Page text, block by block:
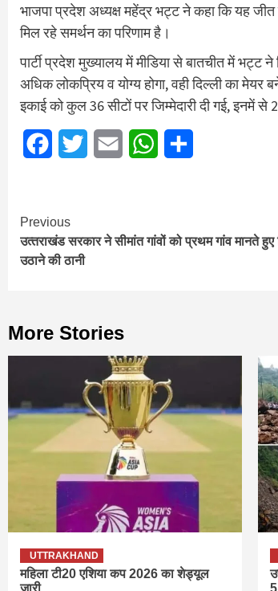
भाजपा प्रदेश अध्यक्ष महेंद्र भट्ट ने कहा कि यह जीत
मिल रहे समर्थन का परिणाम है।
पार्टी प्रदेश मुख्यालय में मीडिया से बातचीत में भट्ट
अधिक लोकप्रिय व योग्य होगा, वही दिल्ली का मेयर
इकाई को कुल 36 सीटों पर जिम्मेदारी दी गई, इनमें से
FacebookTwitter Email WhatsApp
Continue
Reading
Previous
उत्‍तराखंड सरकार ने सीमांत गांवों को प्रथम गांव मानते
उठाने की ठानी
More Stories
UTTRAKHAND
महिला टी20 एशिया कप 2026 का शेड्यूल
जारी